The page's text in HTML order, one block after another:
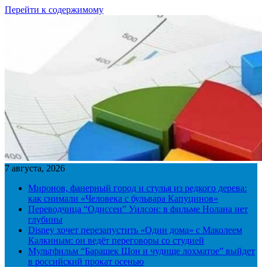
Перейти к содержимому
7 августа, 2026
Миронов, фанерный город и стулья из редкого дерева:
как снимали «Человека с бульвара Капуцинов»
Переводчица “Одиссеи” Уилсон: в фильме Нолана нет
глубины
Disney хочет перезапустить «Один дома» с Маколеем
Калкиным: он ведёт переговоры со студией
Мультфильм “Барашек Шон и чудище лохматое” выйдет
в российский прокат осенью